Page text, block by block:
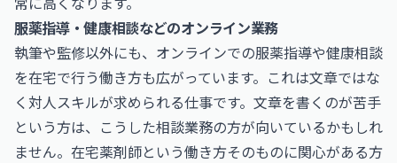
服薬指導・健康相談などのオンライン業務
執筆や監修以外にも、オンラインでの服薬指導や健康相談
を在宅で行う働き方も広がっています。これは文章ではな
く対人スキルが求められる仕事です。文章を書くのが苦手
という方は、こうした相談業務の方が向いているかもしれ
ません。在宅薬剤師という働き方そのものに関心がある方